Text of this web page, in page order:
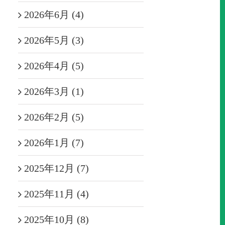
2026年6月 (4)
2026年5月 (3)
2026年4月 (5)
2026年3月 (1)
2026年2月 (5)
2026年1月 (7)
2025年12月 (7)
2025年11月 (4)
2025年10月 (8)